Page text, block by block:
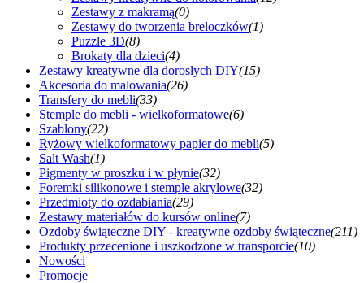
Zestawy z makramą(0)
Zestawy do tworzenia breloczków(1)
Puzzle 3D(8)
Brokaty dla dzieci(4)
Zestawy kreatywne dla dorosłych DIY(15)
Akcesoria do malowania(26)
Transfery do mebli(33)
Stemple do mebli - wielkoformatowe(6)
Szablony(22)
Ryżowy wielkoformatowy papier do mebli(5)
Salt Wash(1)
Pigmenty w proszku i w płynie(32)
Foremki silikonowe i stemple akrylowe(32)
Przedmioty do ozdabiania(29)
Zestawy materiałów do kursów online(7)
Ozdoby świąteczne DIY - kreatywne ozdoby świąteczne(211)
Produkty przecenione i uszkodzone w transporcie(10)
Nowości
Promocje